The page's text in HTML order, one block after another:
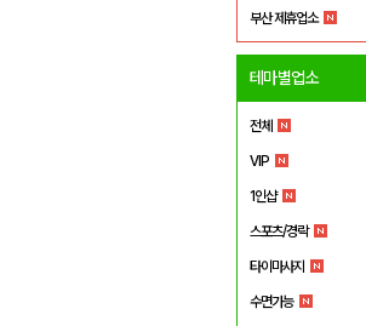
부산 제휴업소
테마별업소
전체
VIP
1인샵
스포츠/경락
타이마사지
수면가능